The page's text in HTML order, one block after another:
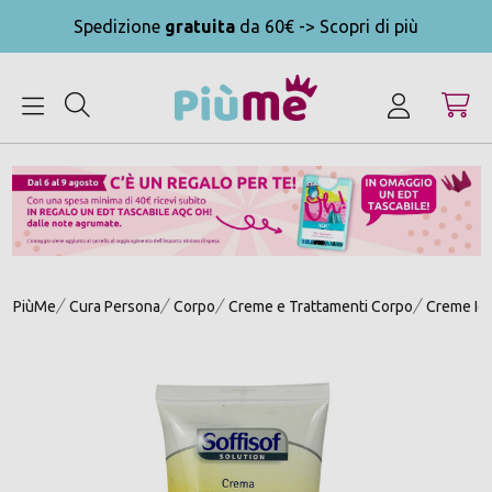
Spedizione gratuita da 60€ -> Scopri di più
PiùMe Cura Persona Corpo Creme e Trattamenti Corpo Creme